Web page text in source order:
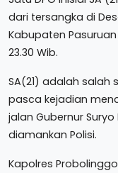
dari tersangka di
Kabupaten Pasuruan
23.30 Wib.
SA(21) adalah salah
pasca kejadian
jalan Gubernur
diamankan Polisi.
Kapolres Probolinggo